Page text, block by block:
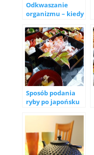
Odkwaszanie
organizmu – kiedy
zdecydować?
Sposób podania
ryby po japońsku